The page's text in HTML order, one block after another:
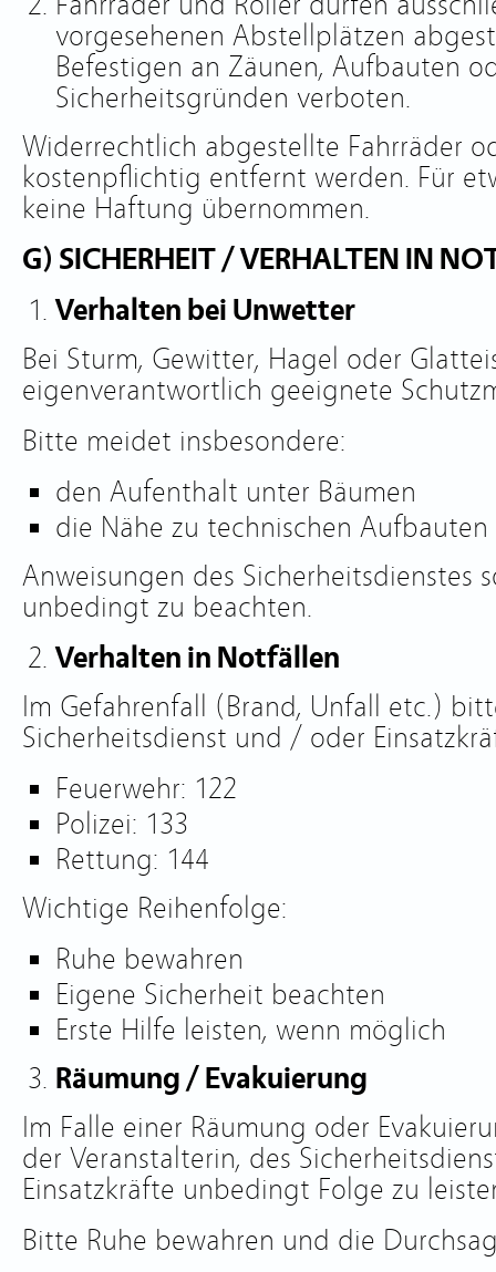
vorgesehenen Abstellplätzen
Befestigen an Zäunen, Aufbauten
Sicherheitsgründen verboten.
Widerrechtlich abgestellte Fahrräder
kostenpflichtig entfernt werden. Für
keine Haftung übernommen.
G) SICHERHEIT / VERHALTEN IN
Verhalten bei Unwetter
Bei Sturm, Gewitter, Hagel oder
eigenverantwortlich geeignete
Bitte meidet insbesondere:
den Aufenthalt unter Bäumen
die Nähe zu technischen Aufbauten
Anweisungen des Sicherheitsdienstes
unbedingt zu beachten.
Verhalten in Notfällen
Im Gefahrenfall (Brand, Unfall etc.)
Sicherheitsdienst und / oder
Feuerwehr: 122
Polizei: 133
Rettung: 144
Wichtige Reihenfolge:
Ruhe bewahren
Eigene Sicherheit beachten
Erste Hilfe leisten, wenn möglich
Räumung / Evakuierung
Im Falle einer Räumung oder
der Veranstalterin, des
Einsatzkräfte unbedingt Folge zu
Bitte Ruhe bewahren und die